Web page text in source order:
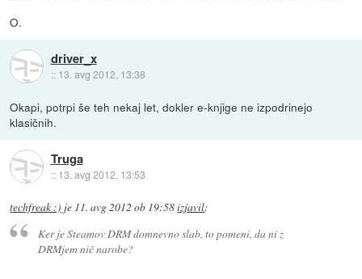
O.
driver_x
:: 13. avg 2012, 13:38
Okapi, potrpi še teh nekaj let, dokler e-knjige ne izpodrinejo
klasičnih.
Truga
:: 13. avg 2012, 13:53
techfreak :) je 11. avg 2012 ob 19:58izjavil:
Ker je Steamov DRM domnevno slab, to pomeni, da ni z
DRMjem nič narobe?